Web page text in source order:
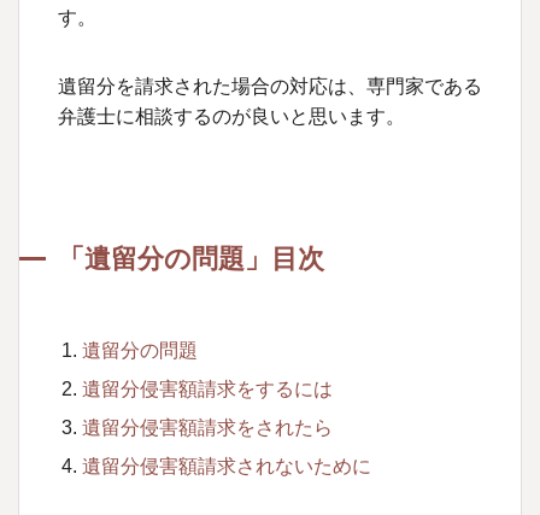
す。
遺留分を請求された場合の対応は、専門家である
弁護士に相談するのが良いと思います。
「遺留分の問題」目次
遺留分の問題
遺留分侵害額請求をするには
遺留分侵害額請求をされたら
遺留分侵害額請求されないために